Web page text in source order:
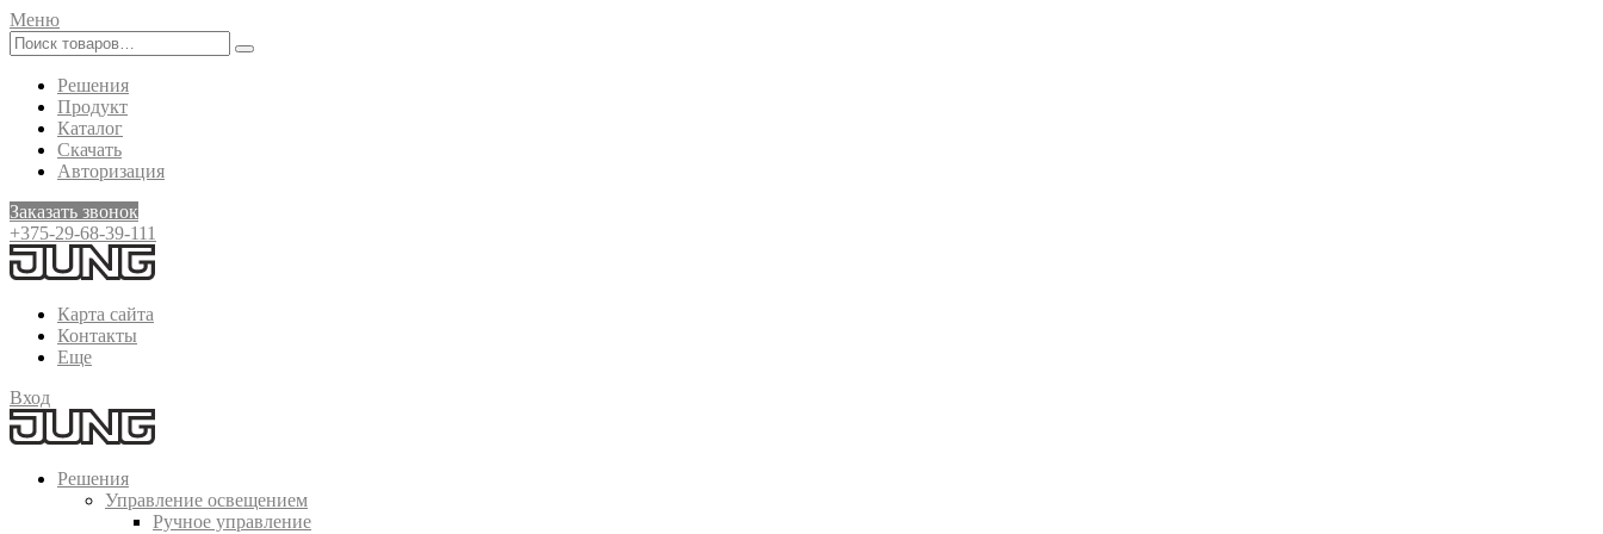
Меню
Решения
Продукт
Каталог
Скачать
Авторизация
Заказать звонок
+375-29-68-39-111
Карта сайта
Контакты
Еще
Вход
Решения
Управление освещением
Ручное управление